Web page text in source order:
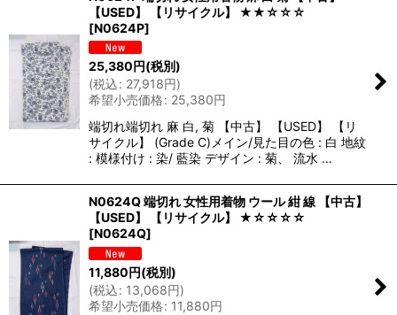
並び順:
絞り込む
【USED】 【リサイクル】 ★★☆☆☆
[N0624P]
25,380円(税別)
(税込: 27,918円)
希望小売価格: 25,380円
端切れ端切れ 麻 白, 菊 【中古】 【USED】 【リ
サイクル】 (Grade C)メイン/見た目の色 : 白 地紋
: 模様付け : 染/ 藍染 デザイン : 菊、 流水 …
N0624Q 端切れ 女性用着物 ウール 紺 線 【中古】
【USED】 【リサイクル】 ★☆☆☆☆
[N0624Q]
11,880円(税別)
(税込: 13,068円)
希望小売価格: 11,880円